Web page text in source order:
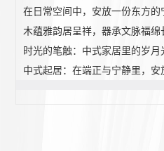
在日常空间中，安放一份东方的
木蕴雅韵居呈祥，器承文脉福
道
时光的笔触：中式家居里的岁月
中式起居：在端正与宁静里，安